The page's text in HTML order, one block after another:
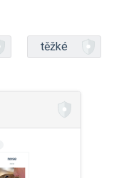
těžké